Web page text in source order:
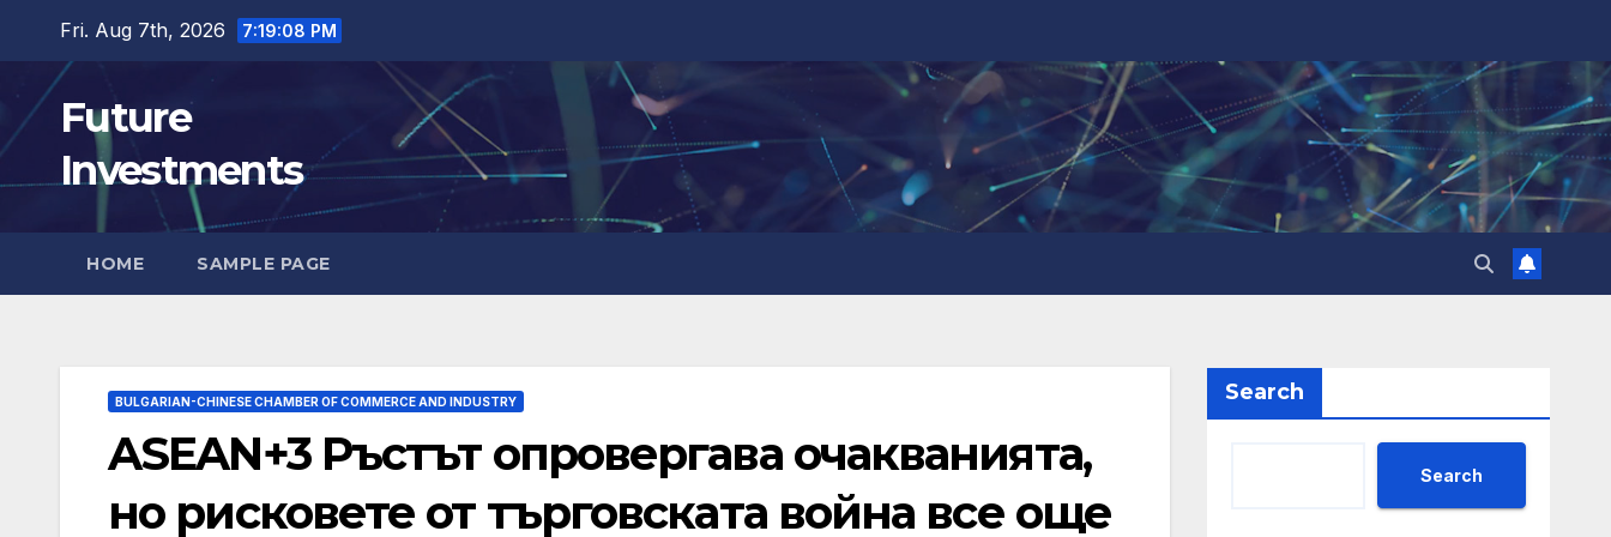
content
Fri. Aug 7th, 2026 7:19:09 PM
Future
Investments
HOME SAMPLE PAGE
BULGARIAN-CHINESE CHAMBER OF COMMERCE AND INDUSTRY
ASEAN+3 Ръстът опровергава очакванията,
но рисковете от търговската война все още
Search
Search